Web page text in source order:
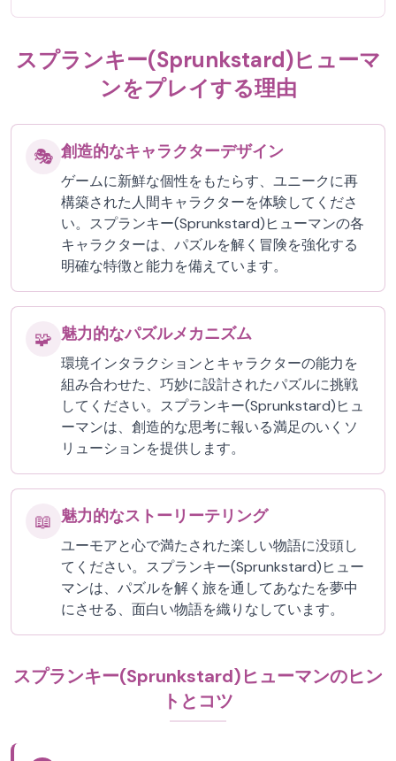
スプランキー(Sprunkstard)ヒューマ
ンをプレイする理由
🎭 創造的なキャラクターデザイン
ゲームに新鮮な個性をもたらす、ユニークに再
構築された人間キャラクターを体験してくださ
い。スプランキー(Sprunkstard)ヒューマンの各
キャラクターは、パズルを解く冒険を強化する
明確な特徴と能力を備えています。
🧩 魅力的なパズルメカニズム
環境インタラクションとキャラクターの能力を
組み合わせた、巧妙に設計されたパズルに挑戦
してください。スプランキー(Sprunkstard)ヒュ
ーマンは、創造的な思考に報いる満足のいくソ
リューションを提供します。
📖 魅力的なストーリーテリング
ユーモアと心で満たされた楽しい物語に没頭し
てください。スプランキー(Sprunkstard)ヒュー
マンは、パズルを解く旅を通してあなたを夢中
にさせる、面白い物語を織りなしています。
スプランキー(Sprunkstard)ヒューマンのヒン
トとコツ